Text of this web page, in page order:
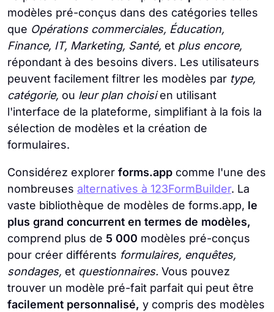
modèles pré-conçus dans des catégories telles
que Opérations commerciales, Éducation,
Finance, IT, Marketing, Santé, et plus encore,
répondant à des besoins divers. Les utilisateurs
peuvent facilement filtrer les modèles par type,
catégorie, ou leur plan choisien utilisant
l'interface de la plateforme, simplifiant à la fois la
sélection de modèles et la création de
formulaires.
Considérez explorer forms.app comme l'une des
nombreuses alternatives à 123FormBuilder. La
vaste bibliothèque de modèles de forms.app, le
plus grand concurrent en termes de modèles,
comprend plus de 5 000 modèles pré-conçus
pour créer différents formulaires, enquêtes,
sondages, et questionnaires. Vous pouvez
trouver un modèle pré-fait parfait qui peut être
facilement personnalisé, y compris des modèles